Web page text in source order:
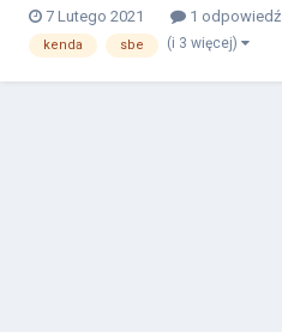
7 Lutego 2021 1 odpowiedź
kenda sbe (i 3 więcej)